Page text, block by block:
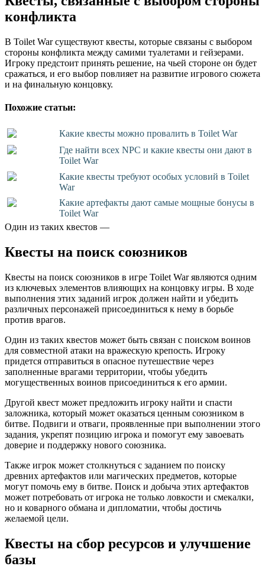
конфликта
В Toilet War существуют квесты, которые связаны с выбором
стороны конфликта между самими туалетами и гейзерами.
Игроку предстоит принять решение, на чьей стороне он будет
сражаться, и его выбор повлияет на развитие игрового сюжета
и на финальную концовку.
Похожие статьи:
Какие квесты можно провалить в Toilet War
Где найти всех NPC и какие квесты они дают в
Toilet War
Какие квесты требуют особых условий в Toilet
War
Какие артефакты дают самые мощные бонусы в
Toilet War
Один из таких квестов —
Квесты на поиск союзников
Квесты на поиск союзников в игре Toilet War являются одним
из ключевых элементов влияющих на концовку игры. В ходе
выполнения этих заданий игрок должен найти и убедить
различных персонажей присоединиться к нему в борьбе
против врагов.
Один из таких квестов может быть связан с поиском воинов
для совместной атаки на вражескую крепость. Игроку
придется отправиться в опасное путешествие через
заполненные врагами территории, чтобы убедить
могущественных воинов присоединиться к его армии.
Другой квест может предложить игроку найти и спасти
заложника, который может оказаться ценным союзником в
битве. Подвиги и отваги, проявленные при выполнении этого
задания, укрепят позицию игрока и помогут ему завоевать
доверие и поддержку нового союзника.
Также игрок может столкнуться с заданием по поиску
древних артефактов или магических предметов, которые
могут помочь ему в битве. Поиск и добыча этих артефактов
может потребовать от игрока не только ловкости и смекалки,
но и коварного обмана и дипломатии, чтобы достичь
желаемой цели.
Квесты на сбор ресурсов и улучшение
базы